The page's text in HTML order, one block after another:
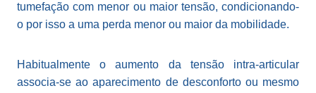
tumefação com menor ou maior tensão, condicionando-
o por isso a uma perda menor ou maior da mobilidade.
Habitualmente o aumento da tensão intra-articular
associa-se ao aparecimento de desconforto ou mesmo